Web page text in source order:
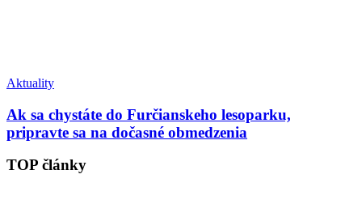
Aktuality
Ak sa chystáte do Furčianskeho lesoparku,
pripravte sa na dočasné obmedzenia
TOP články